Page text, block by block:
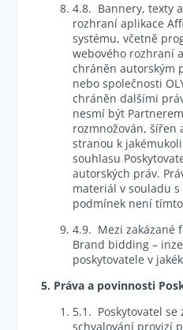
4.8. Bannery, texty
rozhraní aplikace
systému, včetně
webového rozhraní
chráněn autorským
nebo společnosti
chráněn dalšími
nesmí být
rozmnožován,
stranou k
souhlasu
autorských práv.
materiál v souladu
podmínek není
4.9. Mezi zakázané
Brand bidding –
poskytovatele v
5. Práva a povinnosti
5.1. Poskytovatel se
schvalování provizí